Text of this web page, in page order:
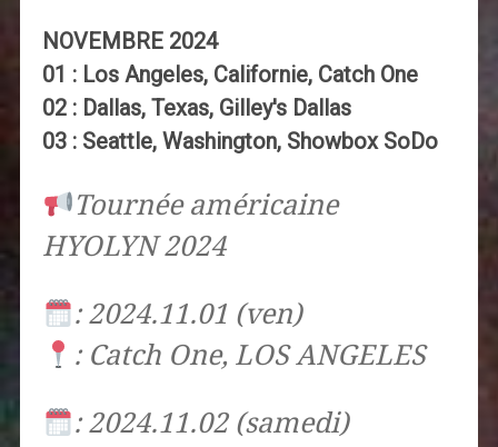
NOVEMBRE 2024
01 : Los Angeles, Californie, Catch One
02 : Dallas, Texas, Gilley's Dallas
03 : Seattle, Washington, Showbox SoDo
Tournée américaine
HYOLYN 2024
: 2024.11.01 (ven)
: Catch One, LOS ANGELES
: 2024.11.02 (samedi)